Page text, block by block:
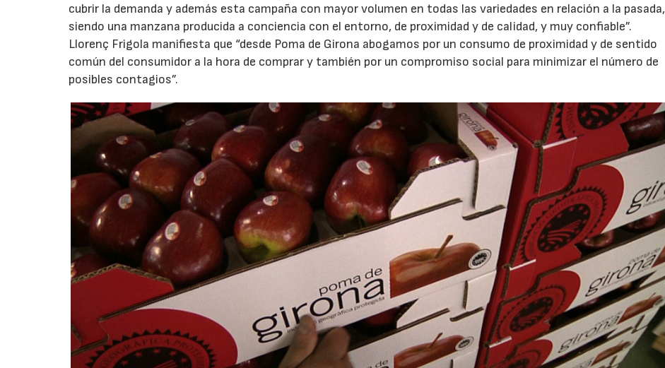
cubrir la demanda y además esta campaña con mayor volumen en todas las variedades en relación a la pasada,
siendo una manzana producida a conciencia con el entorno, de proximidad y de calidad, y muy confiable”.
Llorenç Frigola manifiesta que “desde Poma de Girona abogamos por un consumo de proximidad y de sentido
común del consumidor a la hora de comprar y también por un compromiso social para minimizar el número de
posibles contagios”.